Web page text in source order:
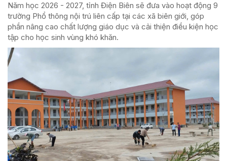
Năm học 2026 - 2027, tỉnh Điện Biên sẽ đưa vào hoạt động 9
trường Phổ thông nội trú liên cấp tại các xã biên giới, góp
phần nâng cao chất lượng giáo dục và cải thiện điều kiện học
tập cho học sinh vùng khó khăn.